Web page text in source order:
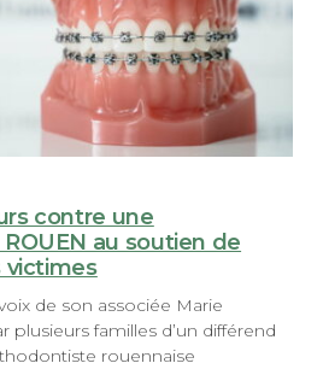
contre une
au soutien de
victimes
de son associée Marie
plusieurs familles d’un différend
rouennaise